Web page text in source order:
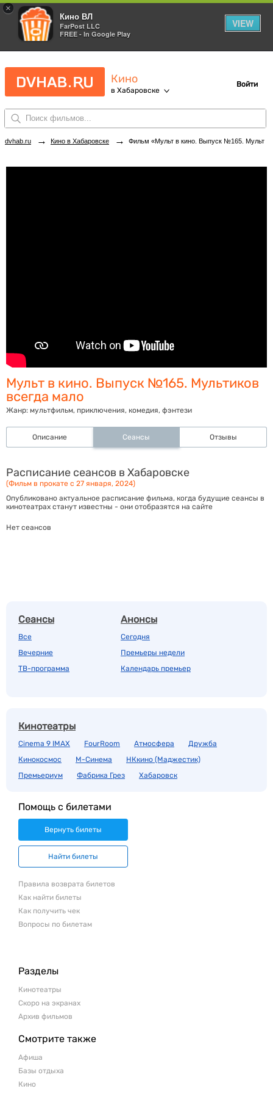
×
Кино ВЛ
FarPost LLC
FREE - In Google Play
VIEW
Кино
в Хабаровске
Войти
dvhab.ru → Кино в Хабаровске → Фильм «Мульт в кино. Выпуск №165. Мультиков всегда мало» в кинотеатрах Хабаровска. Купить билеты!
Мульт в кино. Выпуск №165. Мультиков
всегда мало
Жанр: мультфильм, приключения, комедия, фэнтези
Описание Сеансы Отзывы
Расписание сеансов в Хабаровске
(Фильм в прокате с 27 января, 2024)
Опубликовано актуальное расписание фильма, когда будущие сеансы в
кинотеатрах станут известны - они отобразятся на сайте
Нет сеансов
Сеансы
Все
Вечерние
ТВ-программа
Анонсы
Сегодня
Премьеры недели
Календарь премьер
Кинотеатры
Cinema 9 IMAX FourRoom Атмосфера
Дружба
Кинокосмос
М-Синема
НКкино (Маджестик)
Премьериум
Фабрика Грез Хабаровск
Помощь с билетами
Вернуть билеты
Найти билеты
Правила возврата билетов
Как найти билеты
Как получить чек
Вопросы по билетам
Разделы
Кинотеатры
Скоро на экранах
Архив фильмов
Смотрите также
Афиша
Базы отдыха
Кино